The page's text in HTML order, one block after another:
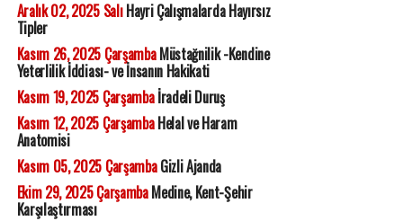
Aralık 02, 2025 SalıHayri Çalışmalarda Hayırsız
Tipler
Kasım 26, 2025 ÇarşambaMüstağnilik -Kendine
Yeterlilik İddiası- ve İnsanın Hakikati
Kasım 19, 2025 Çarşambaİradeli Duruş
Kasım 12, 2025 ÇarşambaHelal ve Haram
Anatomisi
Kasım 05, 2025 ÇarşambaGizli Ajanda
Ekim 29, 2025 ÇarşambaMedine, Kent-Şehir
Karşılaştırması